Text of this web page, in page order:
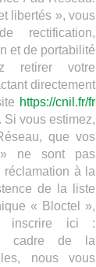
libertés », vous
rectification,
et de portabilité
retirer votre
directement
https://cnil.fr/fr
Si vous estimez,
que vos
» ne sont pas
réclamation à la
de la liste
« Bloctel »,
inscrire ici :
cadre de la
nous vous